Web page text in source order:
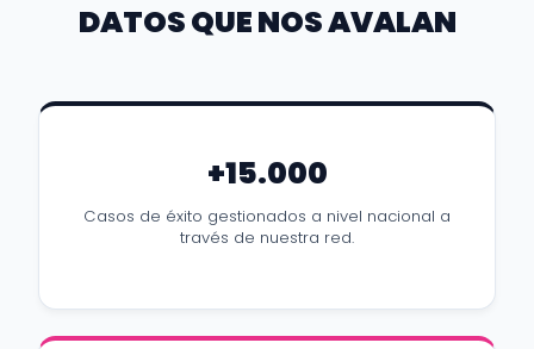
DATOS QUE NOS AVALAN
+15.000
Casos de éxito gestionados a nivel nacional a
través de nuestra red.